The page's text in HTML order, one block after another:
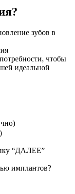
зубов в
чтобы
идеальной
“ДАЛЕЕ”
имплантов?